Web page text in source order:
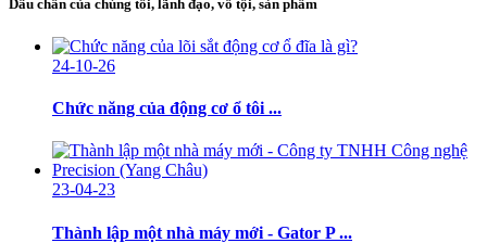
Dấu chân của chúng tôi, lãnh đạo, vô tội, sản phẩm
24-10-26
Chức năng của động cơ ổ tôi ...
23-04-23
Thành lập một nhà máy mới - Gator P ...